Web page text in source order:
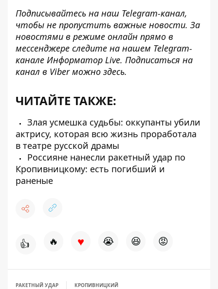
Подписывайтесь на наш Telegram-канал,
чтобы не пропустить важные новости. За
новостями в режиме онлайн прямо в
мессенджере следите на нашем Telegram-
канале Информатор Live. Подписаться на
канал в Viber можно здесь.
ЧИТАЙТЕ ТАКЖЕ:
Злая усмешка судьбы: оккупанты убили
актрису, которая всю жизнь проработала
в театре русской драмы
Россияне нанесли ракетный удар по
Кропивницкому: есть погибший и
раненые
👍 🔥 ♥ 😭 😆 😡
РАКЕТНЫЙ УДАР КРОПИВНИЦКИЙ